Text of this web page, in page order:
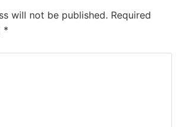
will not be published. Required
*